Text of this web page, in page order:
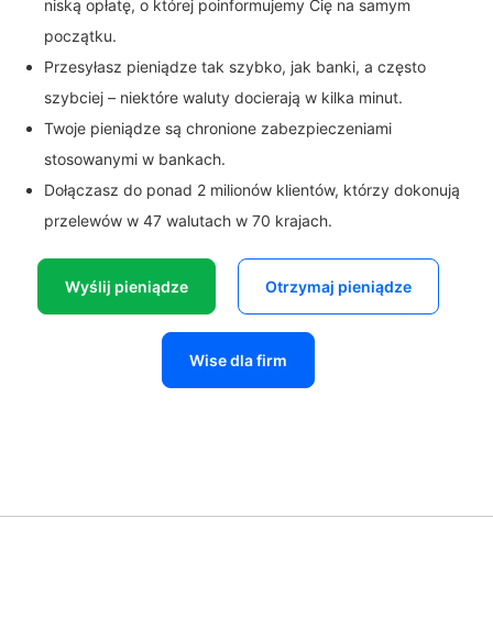
niską opłatę, o której poinformujemy Cię na samym
początku.
Przesyłasz pieniądze tak szybko, jak banki, a często
szybciej – niektóre waluty docierają w kilka minut.
Twoje pieniądze są chronione zabezpieczeniami
stosowanymi w bankach.
Dołączasz do ponad 2 milionów klientów, którzy dokonują
przelewów w 47 walutach w 70 krajach.
Wyślij pieniądze Otrzymaj pieniądze
Wise dla firm